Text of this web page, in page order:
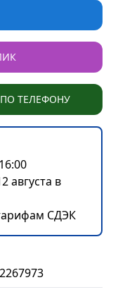
ПО ТЕЛЕФОНУ
августа в
СДЭК